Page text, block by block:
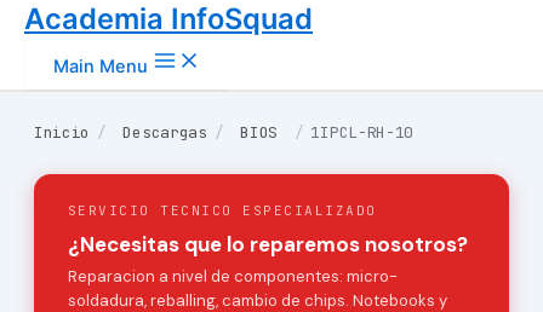
Academia InfoSquad
Main Menu
Inicio / Descargas / BIOS / 1IPCL-RH-10
SERVICIO TECNICO ESPECIALIZADO
¿Necesitas que lo reparemos nosotros?
Reparacion a nivel de componentes: micro-
soldadura, reballing, cambio de chips. Notebooks y